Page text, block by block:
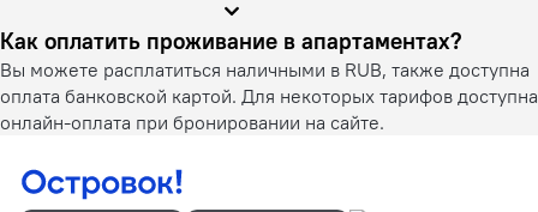
Как оплатить проживание в апартаментах?
Вы можете расплатиться наличными в RUB, также доступна
оплата банковской картой. Для некоторых тарифов доступна
онлайн-оплата при бронировании на сайте.